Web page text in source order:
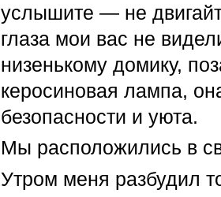
услышите — не
глаза мои вас не
низенькому домику,
керосиновая лампа,
безопасности и уюта.
Мы расположились в
Утром меня разбудил